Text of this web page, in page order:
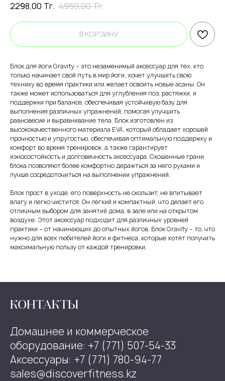
2298,00 Тг. 4950,00Тг.
В КОРЗИНУ
Блок для йоги Gravity – это незаменимый аксессуар для тех, кто
только начинает свой путь в мир йоги, хочет улучшить свою
технику во время практики или желает освоить новые асаны. Он
также может использоваться для углубления поз, растяжки, и
поддержки при балансе, обеспечивая устойчивую базу для
выполнения различных упражнений, помогая улучшить
равновесие и выравнивание тела. Блок изготовлен из
высококачественного материала EVA, который обладает хорошей
прочностью и упругостью, обеспечивая оптимальную поддержку и
комфорт во время тренировок, а также гарантирует
износостойкость и долговечность аксессуара. Скошенные грани
блока позволяют более комфортно деражться за него руками и
лучше сосредоточиться на выполнении упражнений.
Блок прост в уходе, его поверхность не скользит, не впитывает
влагу и легко чистится. Он легкий и компактный, что делает его
отличным выбором для занятий дома, в зале или на открытом
воздухе. Этот аксессуар подходит для различных уровней
практики – от начинающих до опытных йогов. Блок Gravity – то, что
нужно для всех любителей йоги и фитнеса, которые хотят получить
максимальную пользу от каждой тренировки.
КОНТАКТЫ
Домашнее и коммерческое
оборудование: +7 (771) 507-54-33
Аксессуары: +7 (771) 780-94-77
sales@discoverfitness.kz